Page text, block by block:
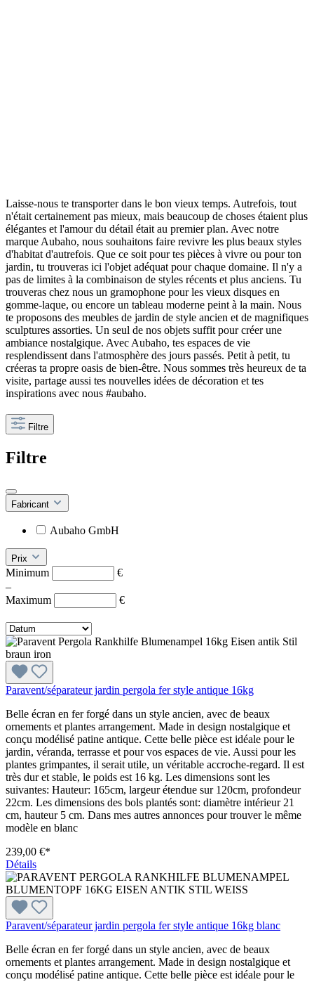
Laisse-nous te transporter dans le bon vieux temps. Autrefois, tout
n'était certainement pas mieux, mais beaucoup de choses étaient plus
élégantes et l'amour du détail était au premier plan. Avec notre
marque Aubaho, nous souhaitons faire revivre les plus beaux styles
d'habitat d'autrefois. Que ce soit pour tes pièces à vivre ou pour ton
jardin, tu trouveras ici l'objet adéquat pour chaque domaine. Il n'y a
pas de limites à la combinaison de styles récents et plus anciens. Tu
trouveras chez nous un gramophone pour les vieux disques en
gomme-laque, ou encore un tableau moderne peint à la main. Nous
te proposons des meubles de jardin de style ancien et de magnifiques
sculptures assorties. Un seul de nos objets suffit pour créer une
ambiance nostalgique. Avec Aubaho, tes espaces de vie
resplendissent dans l'atmosphère des jours passés. Petit à petit, tu
créeras ta propre oasis de bien-être. Nous sommes très heureux de ta
visite, partage aussi tes nouvelles idées de décoration et tes
inspirations avec nous #aubaho.
Filtre
Filtre
Fabricant
Aubaho GmbH
Prix
Minimum
€
–
Maximum
€
Paravent/séparateur jardin pergola fer style antique 16kg
Belle écran en fer forgé dans un style ancien, avec de beaux
ornements et plantes arrangement. Made in design nostalgique et
conçu modélisé patine antique. Cette belle pièce est idéale pour le
jardin, véranda, terrasse et pour vos espaces de vie. Aussi pour les
plantes grimpantes, il serait utile, un véritable accroche-regard. Il est
très dur et stable, le poids est 16 kg. Les dimensions sont les
suivantes: Hauteur: 165cm, largeur étendue sur 120cm, profondeur
22cm. Les dimensions des bols plantés sont: diamètre intérieur 21
cm, hauteur 5 cm. Dans mes autres annonces pour trouver le même
modèle en blanc
239,00 €*
Détails
Paravent/séparateur jardin pergola fer style antique 16kg blanc
Belle écran en fer forgé dans un style ancien, avec de beaux
ornements et plantes arrangement. Made in design nostalgique et
conçu modélisé patine antique. Cette belle pièce est idéale pour le